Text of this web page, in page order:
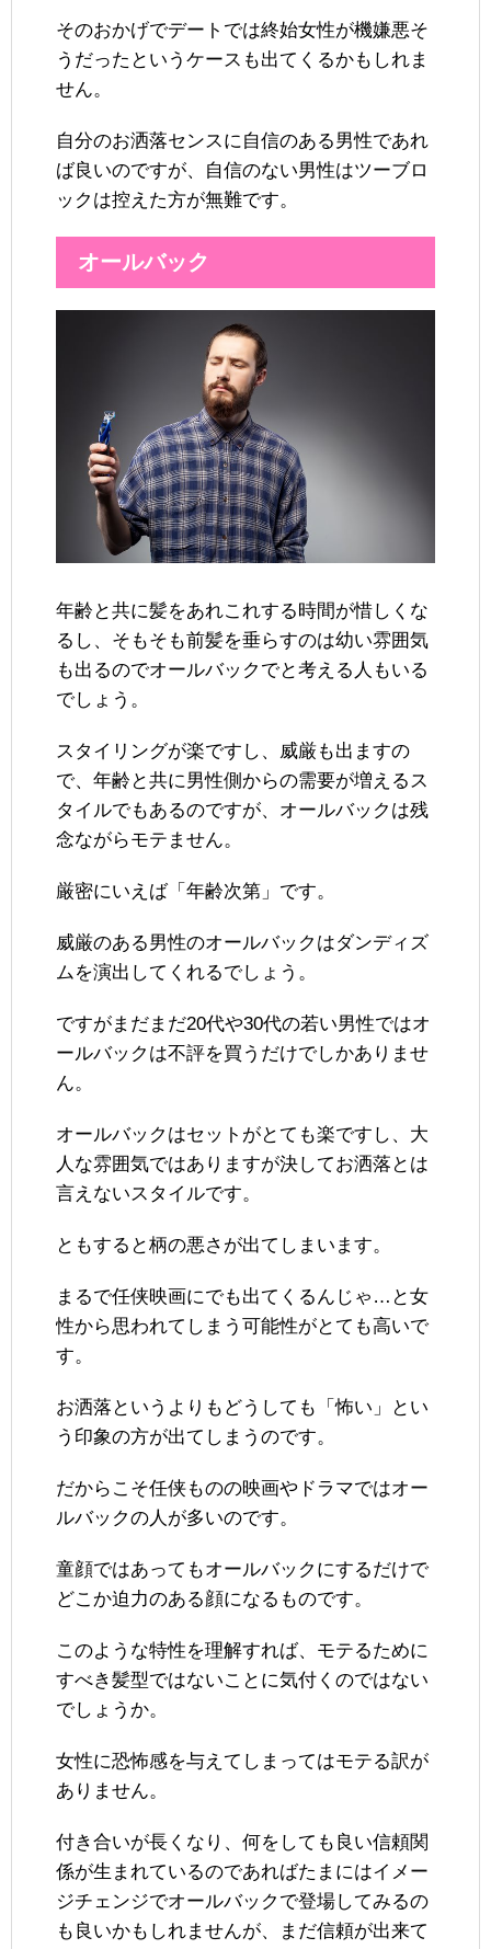
そのおかげでデートでは終始女性が機嫌悪そ
うだったというケースも出てくるかもしれま
せん。
自分のお洒落センスに自信のある男性であれ
ば良いのですが、自信のない男性はツーブロ
ックは控えた方が無難です。
オールバック
年齢と共に髪をあれこれする時間が惜しくな
るし、そもそも前髪を垂らすのは幼い雰囲気
も出るのでオールバックでと考える人もいる
でしょう。
スタイリングが楽ですし、威厳も出ますの
で、年齢と共に男性側からの需要が増えるス
タイルでもあるのですが、オールバックは残
念ながらモテません。
厳密にいえば「年齢次第」です。
威厳のある男性のオールバックはダンディズ
ムを演出してくれるでしょう。
ですがまだまだ20代や30代の若い男性ではオ
ールバックは不評を買うだけでしかありませ
ん。
オールバックはセットがとても楽ですし、大
人な雰囲気ではありますが決してお洒落とは
言えないスタイルです。
ともすると柄の悪さが出てしまいます。
まるで任侠映画にでも出てくるんじゃ…と女
性から思われてしまう可能性がとても高いで
す。
お洒落というよりもどうしても「怖い」とい
う印象の方が出てしまうのです。
だからこそ任侠ものの映画やドラマではオー
ルバックの人が多いのです。
童顔ではあってもオールバックにするだけで
どこか迫力のある顔になるものです。
このような特性を理解すれば、モテるために
すべき髪型ではないことに気付くのではない
でしょうか。
女性に恐怖感を与えてしまってはモテる訳が
ありません。
付き合いが長くなり、何をしても良い信頼関
係が生まれているのであればたまにはイメー
ジチェンジでオールバックで登場してみるの
も良いかもしれませんが、まだ信頼が出来て